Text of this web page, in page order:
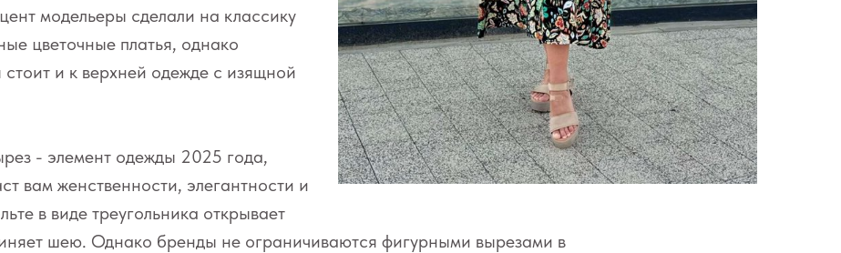
модельеры сделали на классику
цветочные платья, однако
стоит и к верхней одежде с изящной
- элемент одежды 2025 года,
вам женственности, элегантности и
в виде треугольника открывает
шею. Однако бренды не ограничиваются фигурными вырезами в